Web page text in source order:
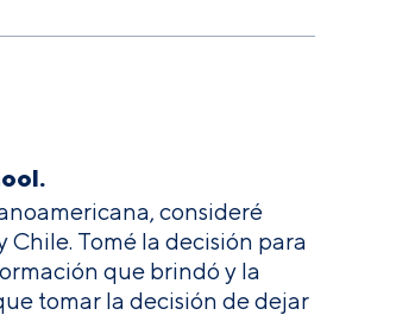
consideré
Chile. Tomé la decisión para
que brindó y la
tomar la decisión de dejar